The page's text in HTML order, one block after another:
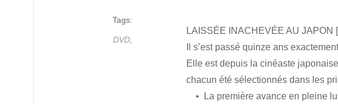
Tags:
DVD,
LAISSÉE INACHEVÉE AU JAPON
Il s’est passé quinze ans
Elle est depuis la cinéaste
chacun été sélectionnés dans les
• La première avance en pleine